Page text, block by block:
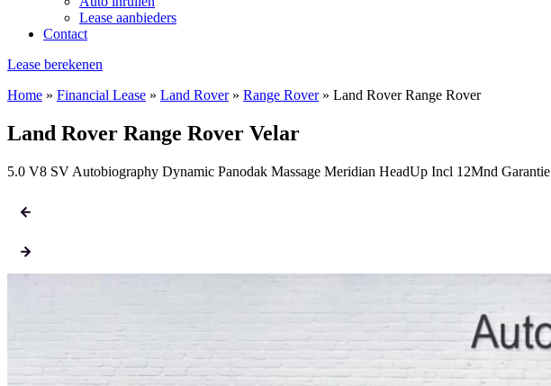
Lease aanbieders
Contact
Lease berekenen
Home » Financial Lease » Land Rover » Range Rover » Land Rover Range Rover
Land Rover Range Rover Velar
5.0 V8 SV Autobiography Dynamic Panodak Massage Meridian HeadUp Incl 12Mnd